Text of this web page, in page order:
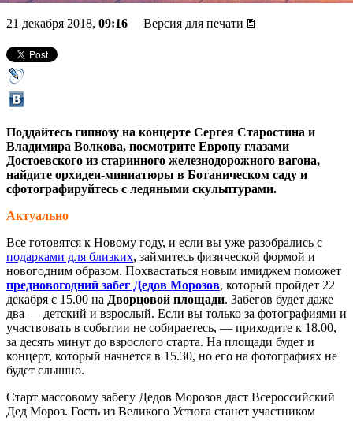
21 декабря 2018, 09:16 Версия для печати
Поддайтесь гипнозу на концерте Сергея Старостина и
Владимира Волкова, посмотрите Европу глазами
Достоевского из старинного железнодорожного вагона,
найдите орхидеи-миниатюры в Ботаническом саду и
сфотографируйтесь с ледяными скульптурами.
Актуально
Все готовятся к Новому году, и если вы уже разобрались с
подарками для близких, займитесь физической формой и
новогодним образом. Похвастаться новым имиджем поможет
предновогодний забег Дедов Морозов, который пройдет 22
декабря с 15.00 на Дворцовой площади. Забегов будет даже
два — детский и взрослый. Если вы только за фотографиями и
участвовать в событии не собираетесь, — приходите к 18.00,
за десять минут до взрослого старта. На площади будет и
концерт, который начнется в 15.30, но его на фотографиях не
будет слышно.
Старт массовому забегу Дедов Морозов даст Всероссийский
Дед Мороз. Гость из Великого Устюга станет участником